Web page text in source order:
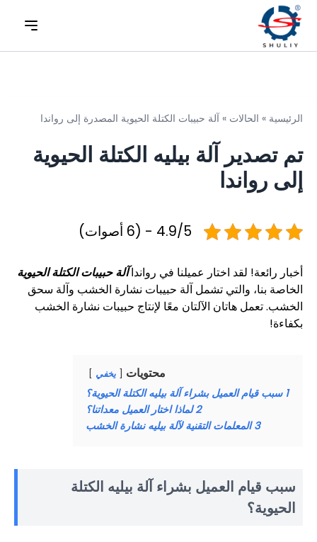
الرئيسية » الحالات » آلة حبيبات الكتلة الحيوية المصدرة إلى رواندا
تم تصدير آلة بيليه الكتلة الحيوية
إلى رواندا
4.9/5 - (6 أصوات)
أخبار رائعة! لقد اختار عميلنا في روانداآلة حبيبات الكتلة الحيوية
الخاصة بنا، والتي تشمل آلة حبيبات نشارة الخشب وآلة سحق
الخشب. تعمل هاتان الآلتان معًا لإنتاج حبيبات نشارة الخشب
بكفاءة!
محتويات يخفي
1 سبب قيام العميل بشراء آلة بيليه الكتلة الحيوية؟
2 لماذا اختار العميل معداتنا؟
3 المعلمات التقنية لآلة بيليه نشارة الخشب
سبب قيام العميل بشراء آلة بيليه الكتلة
الحيوية؟